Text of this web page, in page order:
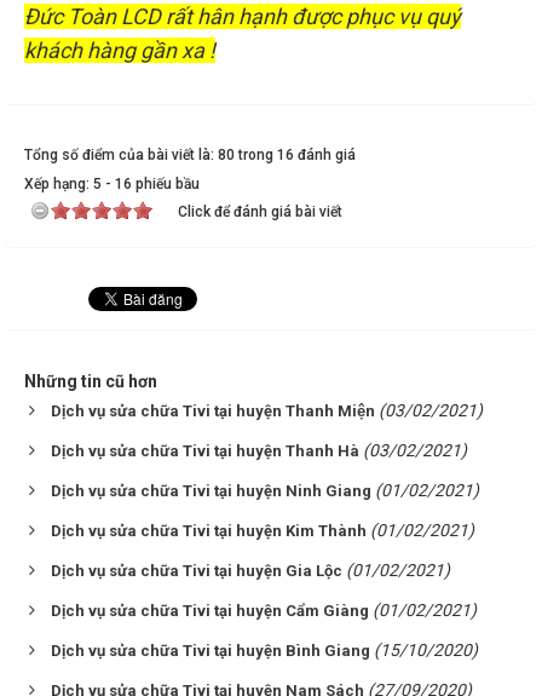
Đức Toàn LCD rất hân hạnh được phục vụ quý
khách hàng gần xa !
Tổng số điểm của bài viết là: 80 trong 16 đánh giá
Xếp hạng: 5 - 16 phiếu bầu
Click để đánh giá bài viết
Những tin cũ hơn
Dịch vụ sửa chữa Tivi tại huyện Thanh Miện (03/02/2021)
Dịch vụ sửa chữa Tivi tại huyện Thanh Hà (03/02/2021)
Dịch vụ sửa chữa Tivi tại huyện Ninh Giang (01/02/2021)
Dịch vụ sửa chữa Tivi tại huyện Kim Thành (01/02/2021)
Dịch vụ sửa chữa Tivi tại huyện Gia Lộc (01/02/2021)
Dịch vụ sửa chữa Tivi tại huyện Cẩm Giàng (01/02/2021)
Dịch vụ sửa chữa Tivi tại huyện Bình Giang (15/10/2020)
Dịch vụ sửa chữa Tivi tại huyện Nam Sách (27/09/2020)